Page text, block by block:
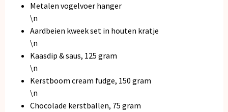
Metalen vogelvoer hanger
\n
Aardbeien kweek set in houten kratje
\n
Kaasdip & saus, 125 gram
\n
Kerstboom cream fudge, 150 gram
\n
Chocolade kerstballen, 75 gram